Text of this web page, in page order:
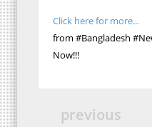
Click here for more...
from #Bangladesh
Now!!!
previous